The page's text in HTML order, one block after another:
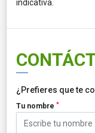
indicativa.
¿Prefieres que te
Tu nombre *